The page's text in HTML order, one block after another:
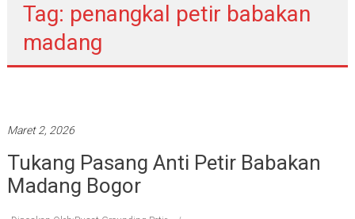
Tag: penangkal petir babakan
madang
Maret 2, 2026
Tukang Pasang Anti Petir Babakan
Madang Bogor